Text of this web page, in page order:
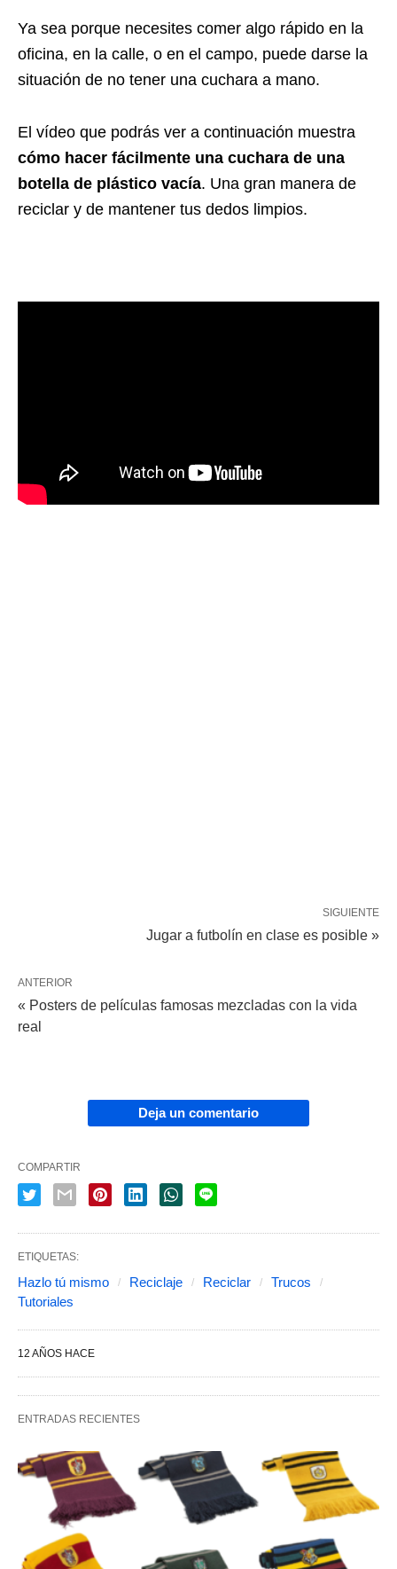
Ya sea porque necesites comer algo rápido en la
oficina, en la calle, o en el campo, puede darse la
situación de no tener una cuchara a mano.
El vídeo que podrás ver a continuación muestra
cómo hacer fácilmente una cuchara de una
botella de plástico vacía. Una gran manera de
reciclar y de mantener tus dedos limpios.
SIGUIENTE
Jugar a futbolín en clase es posible »
ANTERIOR
« Posters de películas famosas mezcladas con la vida
real
Deja un comentario
COMPARTIR
ETIQUETAS:
Hazlo tú mismo Reciclaje Reciclar
Trucos
Tutoriales
12 AÑOS HACE
ENTRADAS RECIENTES